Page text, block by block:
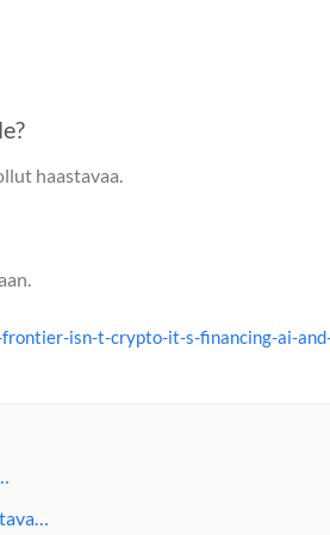
haastavaa.
isn-t-crypto-it-s-financing-ai-